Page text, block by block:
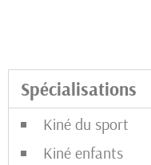
Spécialisations
Kiné du sport
Kiné enfants